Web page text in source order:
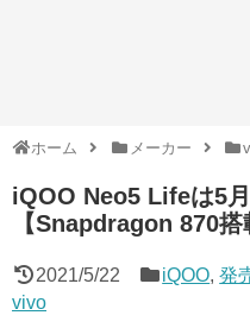
ホーム メーカー
iQOO Neo5 Lifeは5
【Snapdragon 870搭
2021/5/22 iQOO,発
vivo